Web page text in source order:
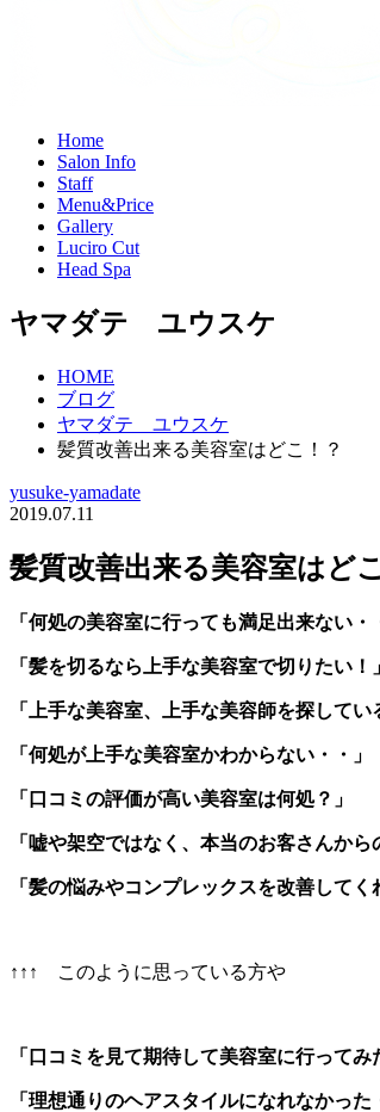
Home
Salon Info
Staff
Menu&Price
Gallery
Luciro Cut
Head Spa
ヤマダテ ユウスケ
HOME
ブログ
ヤマダテ ユウスケ
髪質改善出来る美容室はどこ！？
yusuke-yamadate
2019.07.11
髪質改善出来る美容室はど
「何処の美容室に行っても満足出来ない・
「髪を切るなら上手な美容室で切りたい！」
「上手な美容室、上手な美容師を探してい
「何処が上手な美容室かわからない・・」
「口コミの評価が高い美容室は何処？」
「嘘や架空ではなく、本当のお客さんから
「髪の悩みやコンプレックスを改善して
↑↑↑ このように思っている方や
「口コミを見て期待して美容室に行って
「理想通りのヘアスタイルになれなかった